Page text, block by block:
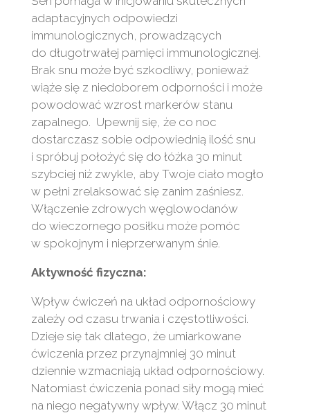
adaptacyjnych odpowiedzi
immunologicznych, prowadzących
do długotrwałej pamięci immunologicznej.
Brak snu może być szkodliwy, ponieważ
wiąże się z niedoborem odporności i może
powodować wzrost markerów stanu
zapalnego. Upewnij się, że co noc
dostarczasz sobie odpowiednią ilość snu
i spróbuj położyć się do łóżka 30 minut
szybciej niż zwykle, aby Twoje ciało mogło
w pełni zrelaksować się zanim zaśniesz.
Włączenie zdrowych węglowodanów
do wieczornego posiłku może pomóc
w spokojnym i nieprzerwanym śnie.
Aktywność fizyczna:
Wpływ ćwiczeń na układ odpornościowy
zależy od czasu trwania i częstotliwości.
Dzieje się tak dlatego, że umiarkowane
ćwiczenia przez przynajmniej 30 minut
dziennie wzmacniają układ odpornościowy.
Natomiast ćwiczenia ponad siły mogą mieć
na niego negatywny wpływ. Włącz 30 minut